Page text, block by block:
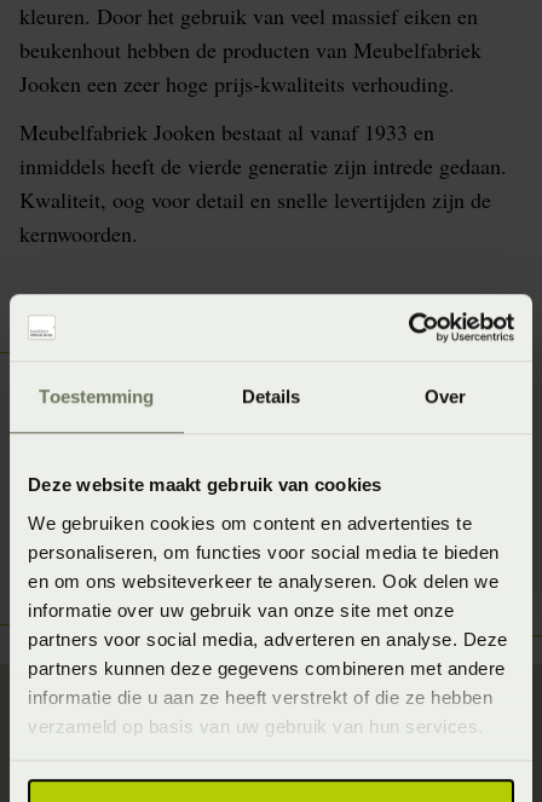
Toestemming Details Over
Deze website maakt gebruik van cookies
We gebruiken cookies om content en advertenties te
personaliseren, om functies voor social media te bieden
en om ons websiteverkeer te analyseren. Ook delen we
informatie over uw gebruik van onze site met onze
partners voor social media, adverteren en analyse. Deze
partners kunnen deze gegevens combineren met andere
informatie die u aan ze heeft verstrekt of die ze hebben
verzameld op basis van uw gebruik van hun services.
kleuren. Door het gebruik van veel massief eiken en
beukenhout hebben de producten van Meubelfabriek
Jooken een zeer hoge prijs-kwaliteits verhouding.
Meubelfabriek Jooken bestaat al vanaf 1933 en
inmiddels heeft de vierde generatie zijn intrede gedaan.
Kwaliteit, oog voor detail en snelle levertijden zijn de
kernwoorden.